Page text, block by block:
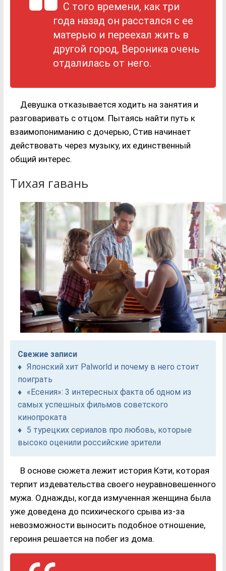
С того времени, как три
года назад он расстался с ее
матерью и переехал жить в
другой город, Вероника очень
отдалилась от него.
Девушка отказывается ходить на занятия и
разговаривать с отцом. Пытаясь найти путь к
взаимопониманию с дочерью, Стив начинает
действовать через музыку, их единственный
общий интерес.
Тихая гавань
Свежие записи
Японский хит Palworld и почему в него стоит
поиграть
«Есения»: 3 интересных факта об одном из
самых успешных фильмов советского
кинопроката
5 турецких сериалов про любовь, которые
высоко оценили российские зрители
В основе сюжета лежит история Кэти, которая
терпит издевательства своего неуравновешенного
мужа. Однажды, когда измученная женщина была
уже доведена до психического срыва из-за
невозможности выносить подобное отношение,
героиня решается на побег из дома.